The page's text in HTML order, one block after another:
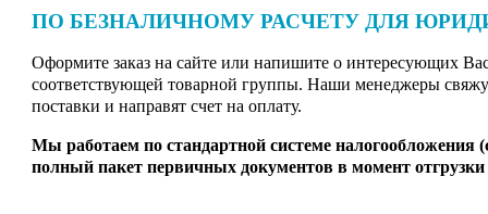
ПО БЕЗНАЛИЧНОМУ РАСЧЕТУ ДЛЯ
Оформите заказ на сайте или напишите о интересующих
соответствующей товарной группы. Наши менеджеры
поставки и направят счет на оплату.
Мы работаем по стандартной системе
полный пакет первичных документов в момент отгрузки